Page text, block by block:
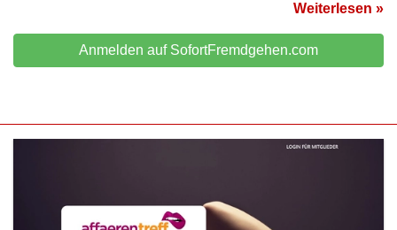
Weiterlesen »
Anmelden auf SofortFremdgehen.com